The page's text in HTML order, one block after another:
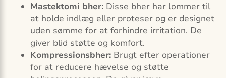
Mastektomi bher: Disse bher har lommer til
at holde indlæg eller proteser og er designet
uden sømme for at forhindre irritation. De
giver blid støtte og komfort.
Kompressionsbher: Brugt efter operationer
for at reducere hævelse og støtte